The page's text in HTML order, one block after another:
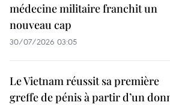
médecine militaire franchit un
nouveau cap
30/07/2026 03:05
Le Vietnam réussit sa première
greffe de pénis à partir d’un